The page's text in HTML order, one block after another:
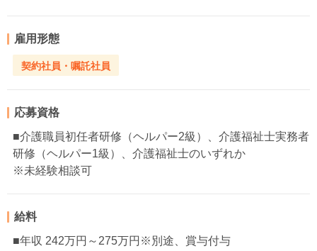
雇用形態
契約社員・嘱託社員
応募資格
■介護職員初任者研修（ヘルパー2級）、介護福祉士実務者
研修（ヘルパー1級）、介護福祉士のいずれか
※未経験相談可
給料
■年収 242万円～275万円※別途、賞与付与